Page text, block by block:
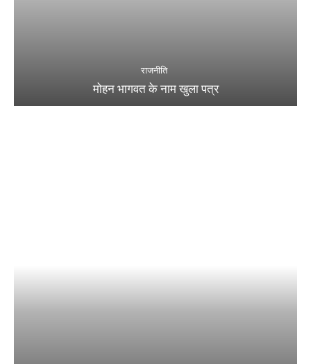
राजनीति
मोहन भागवत के नाम खुला पत्र